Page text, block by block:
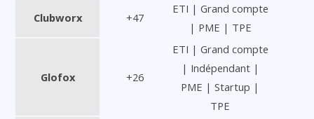
Clubworx +47
ETI | Grand compte
| PME | TPE
Glofox +26
ETI | Grand compte
| Indépendant |
PME | Startup |
TPE